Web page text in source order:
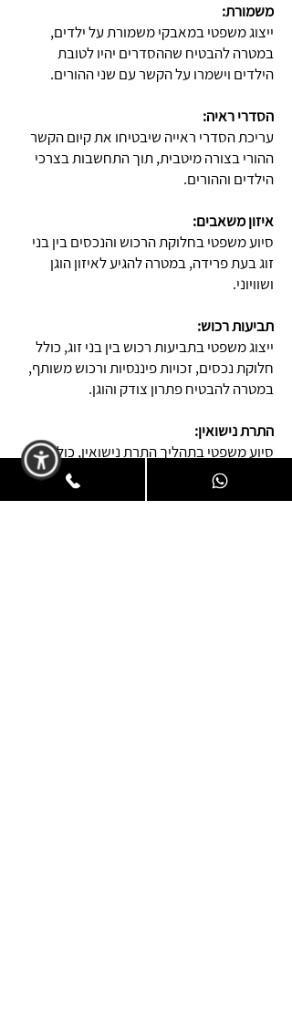
משמורת:
ייצוג משפטי במאבקי משמורת על ילדים,
במטרה להבטיח שההסדרים יהיו לטובת
הילדים וישמרו על הקשר עם שני ההורים.
הסדרי ראיה:
עריכת הסדרי ראייה שיבטיחו את קיום הקשר
ההורי בצורה מיטבית, תוך התחשבות בצרכי
הילדים וההורים.
איזון משאבים:
סיוע משפטי בחלוקת הרכוש והנכסים בין בני
זוג בעת פרידה, במטרה להגיע לאיזון הוגן
ושוויוני.
תביעות רכוש:
ייצוג משפטי בתביעות רכוש בין בני זוג, כולל
חלוקת נכסים, זכויות פיננסיות ורכוש משותף,
במטרה להבטיח פתרון צודק והוגן.
התרת נישואין:
סיוע משפטי בתהליך התרת נישואין, כולל
טיפול בבירוקרטיה המשפטית והדתית, על מנת
להבטיח פרידה מסודרת.